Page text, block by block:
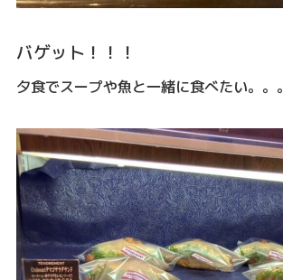
バゲット！！！
夕食でスープや魚と一緒に食べたい。。。